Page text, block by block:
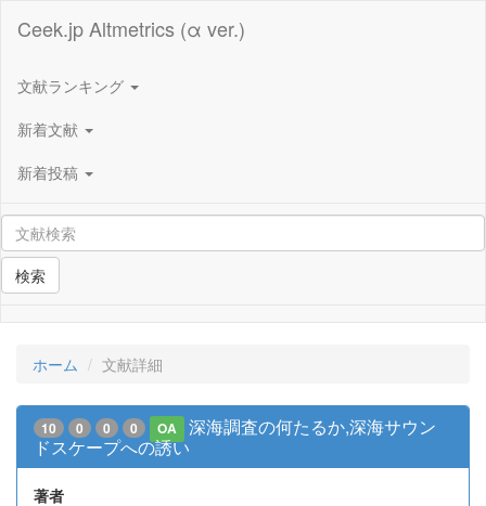
Ceek.jp Altmetrics (α ver.)
文献ランキング
新着文献
新着投稿
検索
ホーム 文献詳細
10 0 0 0 OA
深海調査の何たるか,深海サウン
ドスケープへの誘い
著者